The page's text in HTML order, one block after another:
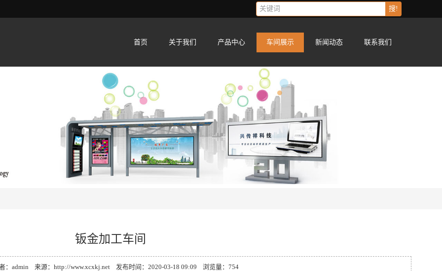
搜!
首页 关于我们 产品中心 车间展示 新闻动态 联系我们
钣金加工车间
：admin 来源：http://www.xcxkj.net 发布时间：2020-03-18 09:09 浏览量：754